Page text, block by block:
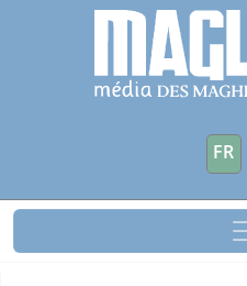
Aller au contenu principal
FR
Panneau de gestion des cookies